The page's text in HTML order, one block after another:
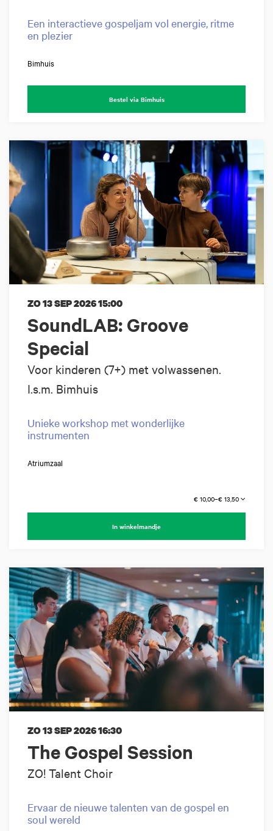
Een interactieve gospeljam vol energie, ritme
en plezier
Bimhuis
Bestel via Bimhuis
SoundLAB: Groove
Special
Voor kinderen (7+) met volwassenen.
I.s.m. Bimhuis
ZO 13 SEP 202615:00
Unieke workshop met wonderlijke
instrumenten
Atriumzaal
€ 10,00–€ 13,50
In winkelmandje
The Gospel Session
ZO! Talent Choir
ZO 13 SEP 202616:30
Ervaar de nieuwe talenten van de gospel en
soul wereld